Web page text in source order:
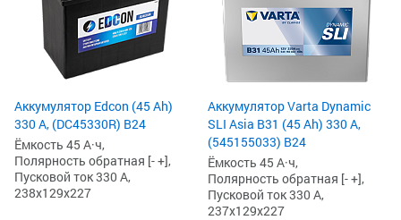
Аккумулятор Edcon (45 Ah)
330 А, (DC45330R) B24
Ёмкость 45 А·ч,
Полярность обратная [- +],
Пусковой ток 330 А,
238x129x227
Аккумулятор Varta Dynamic
SLI Asia B31 (45 Ah) 330 А,
(545155033) B24
Ёмкость 45 А·ч,
Полярность обратная [- +],
Пусковой ток 330 А,
237x129x227